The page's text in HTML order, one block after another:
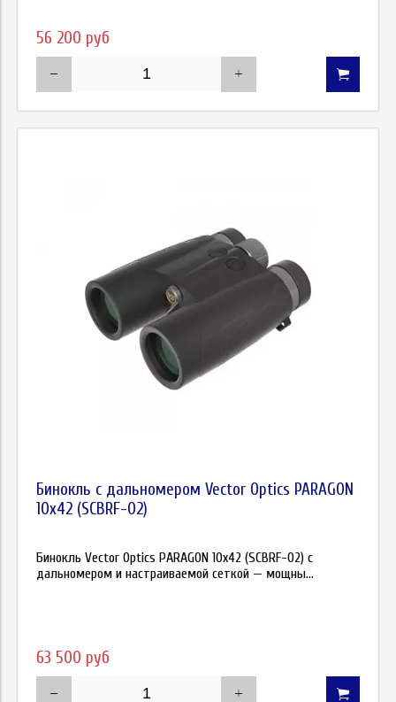
56 200 руб
Бинокль с дальномером Vector Optics PARAGON
10х42 (SCBRF-02)
Бинокль Vector Optics PARAGON 10х42 (SCBRF-02) с
дальномером и настраиваемой сеткой — мощны...
63 500 руб